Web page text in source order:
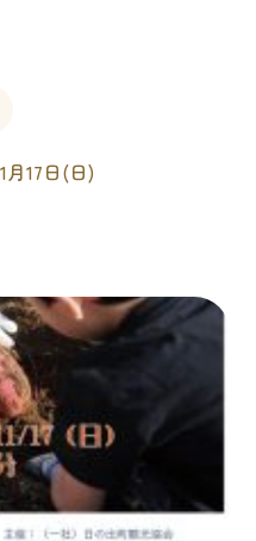
月17日(日)